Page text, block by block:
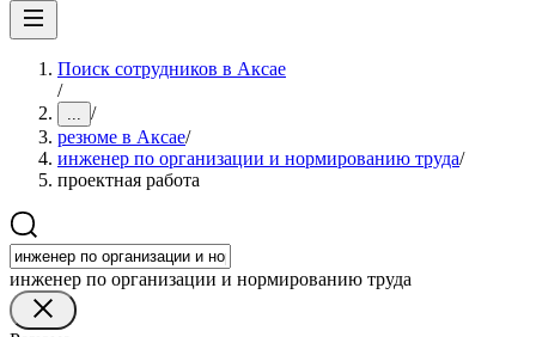
Поиск сотрудников в Аксае
/
... /
резюме в Аксае/
инженер по организации и нормированию труда/
проектная работа
инженер по организации и нормированию труда